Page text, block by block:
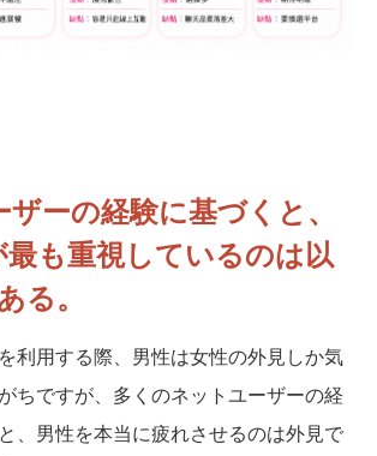
ーの経験に基づくと、
も重視しているのは以
る。
利用する際、男性は女性の外見しか気
ちですが、多くのネットユーザーの経
、男性を本当に疲れさせるのは外見で